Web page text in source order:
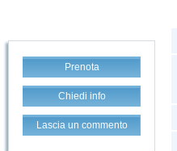
Prenota
Chiedi info
Lascia un commento